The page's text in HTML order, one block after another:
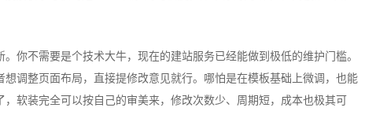
不需要是个技术大牛，现在的建站服务已经能做到极低的维护门槛。
调整页面布局，直接提修改意见就行。哪怕是在模板基础上微调，也能
软装完全可以按自己的审美来，修改次数少、周期短，成本也极其可